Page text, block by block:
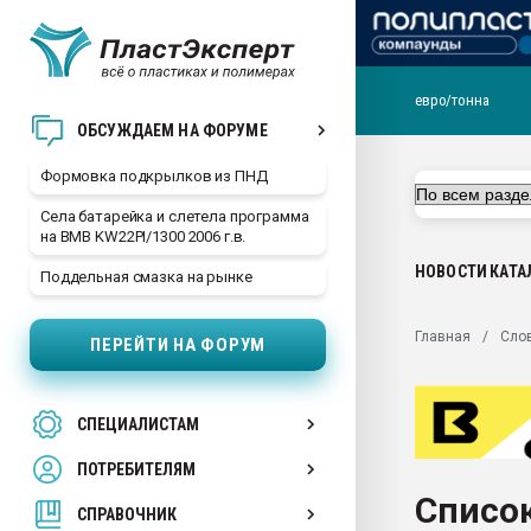
ОБСУЖДАЕМ НА ФОРУМЕ
Формовка подкрылков из ПНД
Села батарейка и слетела программа
на BMB KW22PI/1300 2006 г.в.
Поддельная смазка на рынке
ПЕРЕЙТИ НА ФОРУМ
СПЕЦИАЛИСТАМ
ПОТРЕБИТЕЛЯМ
СПРАВОЧНИК
29.07.2026 ФРП помог
Вакуум-формовочные
ближайшее
28.07.2026
первый план в
ситуацией на
евро/тонна
НОВОСТИ
Главная